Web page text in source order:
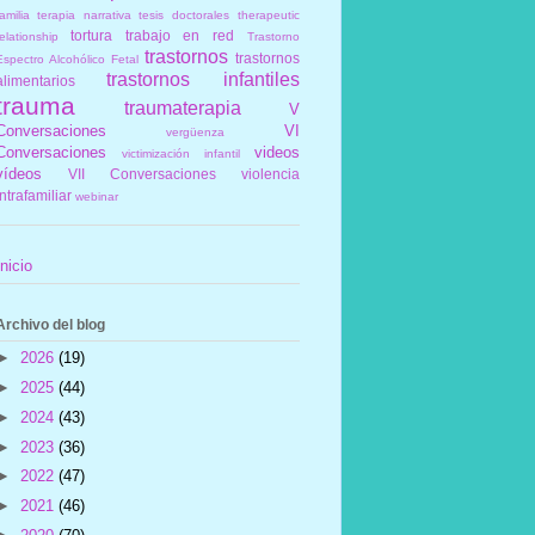
terapia narrativa tesis doctorales
therapeutic
tortura trabajo en red
Trastorno
Alcohólico Fetal trastornos trastornos
trastornos infantiles
traumaterapia
V
vergüenza
VI
victimización infantil
videos
VII Conversaciones
violencia
webinar
del blog
2026 (19)
2025 (44)
2024 (43)
2023 (36)
2022 (47)
2021 (46)